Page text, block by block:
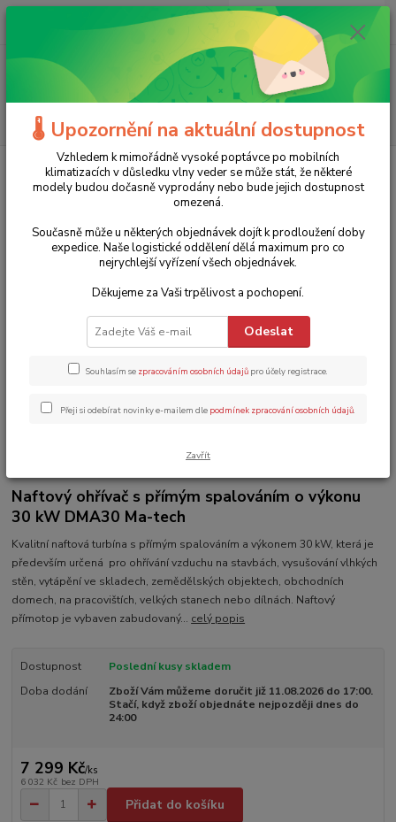
(Po-Ne, 8-20 hod.)
ks
0 Kč
Stavební nářadí Dílenská topidla Naftová topidla
Naftové
topidlo s přímým spalováním DMA30 Ma-Tech - 30 kW, 720 m³/h
Naftové topidlo s přímým
spalováním DMA30 Ma-Tech - 30
kW, 720 m³/h
8 290 Kč
Naftový ohřívač s přímým spalováním o výkonu
30 kW DMA30 Ma-tech
Kvalitní naftová turbína s přímým spalováním a výkonem 30 kW, která je
především určená pro ohřívání vzduchu na stavbách, vysušování vlhkých
stěn, vytápění ve skladech, zemědělských objektech, obchodních
domech, na pracovištích, velkých stanech nebo dílnách. Naftový
přímotop je vybaven zabudovaný... celý popis
Dostupnost
Poslední kusy skladem
Doba dodání
Zboží Vám můžeme doručit již 11.08.2026 do 17:00.
Stačí, když zboží objednáte nejpozději dnes do
24:00
7 299 Kč/ks
6 032 Kč bez DPH
Přidat do košíku
🌡️ Upozornění na aktuální dostupnost
Vzhledem k mimořádně vysoké poptávce po mobilních
klimatizacích v důsledku vlny veder se může stát, že některé
modely budou dočasně vyprodány nebo bude jejich dostupnost
omezená.
Současně může u některých objednávek dojít k prodloužení doby
expedice. Naše logistické oddělení dělá maximum pro co
nejrychlejší vyřízení všech objednávek.
Děkujeme za Vaši trpělivost a pochopení.
Odeslat
Souhlasím se zpracováním osobních údajů pro účely registrace.
Přeji si odebírat novinky e-mailem dle podmínek zpracování osobních údajů
Zavřít